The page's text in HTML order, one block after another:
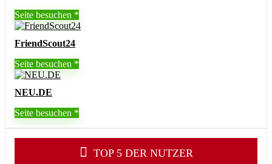
Seite besuchen
FriendScout24
Seite besuchen
NEU.DE
Seite besuchen
TOP 5 DER NUTZER